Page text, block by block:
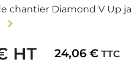
chantier Diamond V Up
chevron_right
HT 24,06 € TTC